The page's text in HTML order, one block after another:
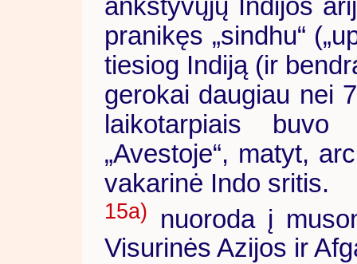
ankstyvųjų Indijos
pranikęs „sindhu“
tiesiog Indiją (ir
gerokai daugiau nei
laikotarpiais
„Avestoje“, matyt,
vakarinė Indo sritis.
15a)
nuoroda į
Visurinės Azijos ir